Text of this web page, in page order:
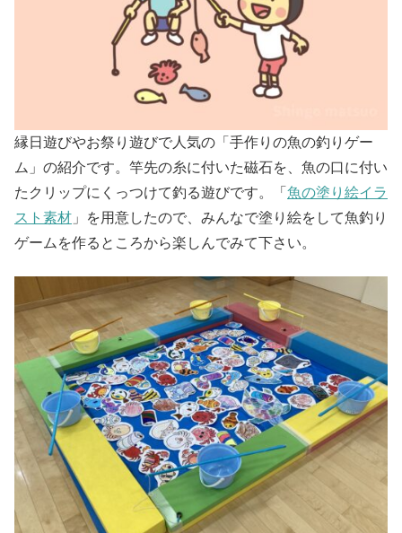
縁日遊びやお祭り遊びで人気の「手作りの魚の釣りゲー
ム」の紹介です。竿先の糸に付いた磁石を、魚の口に付い
たクリップにくっつけて釣る遊びです。「 魚の塗り絵イラ
スト素材 」を用意したので、みんなで塗り絵をして魚釣り
ゲームを作るところから楽しんでみて下さい。